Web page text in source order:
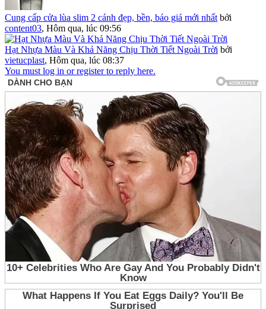
Cung cấp cửa lùa slim 2 cánh đẹp, bền, báo giá mới nhất bởi
content03, Hôm qua, lúc 09:56
Hạt Nhựa Màu Và Khả Năng Chịu Thời Tiết Ngoài Trời bởi
vietucplast, Hôm qua, lúc 08:37
You must log in or register to reply here.